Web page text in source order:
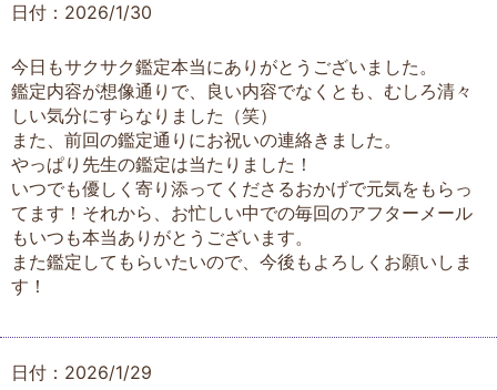
日付：2026/1/30
今日もサクサク鑑定本当にありがとうございました。
鑑定内容が想像通りで、良い内容でなくとも、むしろ清々
しい気分にすらなりました（笑）
また、前回の鑑定通りにお祝いの連絡きました。
やっぱり先生の鑑定は当たりました！
いつでも優しく寄り添ってくださるおかげで元気をもらっ
てます！それから、お忙しい中での毎回のアフターメール
もいつも本当ありがとうございます。
また鑑定してもらいたいので、今後もよろしくお願いしま
す！
日付：2026/1/29